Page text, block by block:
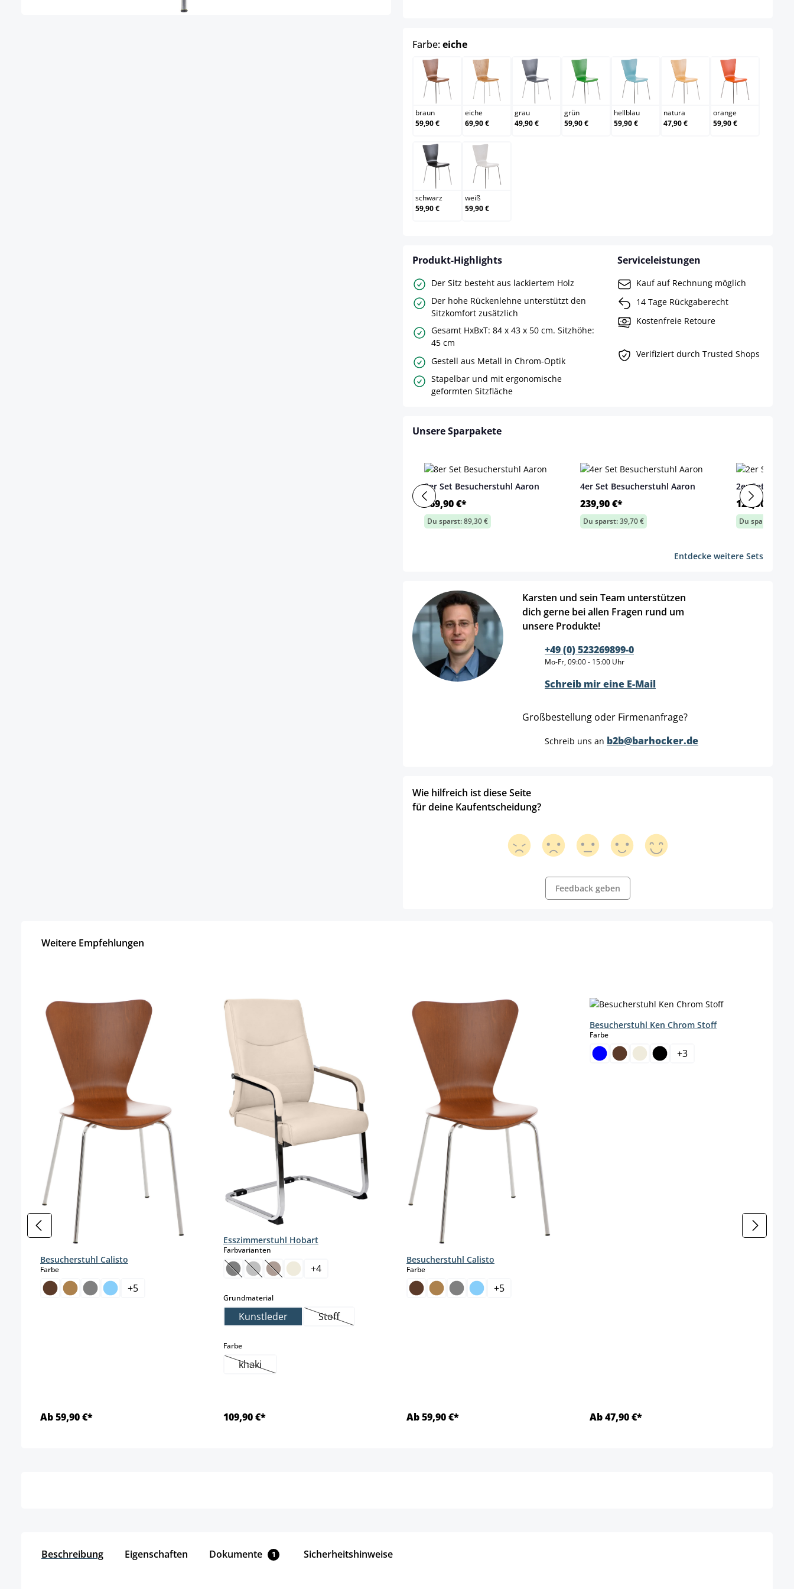
Farbe:eicheauswählen
braun
braun
59,90 €
eiche
eiche
69,90 €
grau
grau
49,90 €
grün
grün
59,90 €
hellblau
hellblau
59,90 €
natura
natura
47,90 €
orange
orange
59,90 €
schwarz
schwarz
59,90 €
weiß
weiß
59,90 €
Produkt-Highlights
Der Sitz besteht aus lackiertem Holz
Der hohe Rückenlehne unterstützt den
Sitzkomfort zusätzlich
Gesamt HxBxT: 84 x 43 x 50 cm. Sitzhöhe:
45 cm
Gestell aus Metall in Chrom-Optik
Stapelbar und mit ergonomische
geformten Sitzfläche
Serviceleistungen
Kauf auf Rechnung möglich
14 Tage Rückgaberecht
Kostenfreie Retoure
Verifiziert durch Trusted Shops
Unsere Sparpakete
8er Set Besucherstuhl Aaron
469,90 €*
Du sparst: 89,30 €
4er Set Besucherstuhl Aaron
239,90 €*
Du sparst: 39,70 €
2er Set
129,90 €*
Du sparst: 9,90
Entdecke weitere Sets
Karsten und sein Team unterstützen
dich gerne bei allen Fragen rund um
unsere Produkte!
+49 (0) 523269899-0
Mo-Fr, 09:00 - 15:00 Uhr
Schreib mir eine E-Mail
Großbestellung oder Firmenanfrage?
Schreib uns an b2b@barhocker.de
Wie hilfreich ist diese Seite
für deine Kaufentscheidung?
Feedback geben
Weitere Empfehlungen
Besucherstuhl Calisto
Farbeauswählen
+5
Ab 59,90 €*
Esszimmerstuhl Hobart
Farbvarianten
(Diese Option ist zurzeit nicht verfügbar.)
(Diese Option ist zurzeit nicht verfügbar.)
(Diese Option ist zurzeit nicht verfügbar.)
+4
Grundmaterialauswählen
Kunstleder Stoff(Diese Option ist zurzeit nicht verfügbar.)
Farbeauswählen
khaki(Diese Option ist zurzeit nicht verfügbar.)
109,90 €*
Besucherstuhl Calisto
Farbeauswählen
+5
Ab 59,90 €*
Besucherstuhl Ken Chrom Stoff
Farbeauswählen
+3
Ab 47,90 €*
Beschreibung Eigenschaften Dokumente 1 Sicherheitshinweise